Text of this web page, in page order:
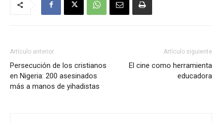
Artículo anterior
Persecución de los cristianos
en Nigeria: 200 asesinados
más a manos de yihadistas
Artículo siguiente
El cine como herramienta
educadora